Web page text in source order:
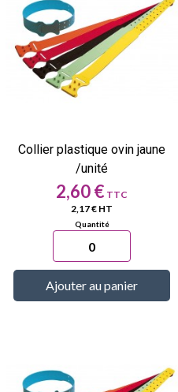
Collier plastique ovin jaune
/unité
Prix
2,60 €
2,17 € HT
Ajouter au panier